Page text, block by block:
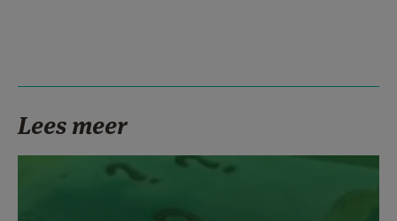
Lees meer